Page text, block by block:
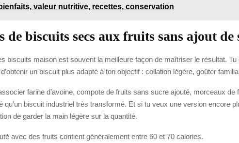
valeur nutritive, recettes, conservation
de biscuits secs aux fruits sans ajout de
biscuits maison est souvent la meilleure façon de maîtriser le résultat.
un biscuit plus adapté à ton objectif : collation légère, goûter
farine d’avoine, compote de fruits sans sucre ajouté, morceaux
qu’un biscuit industriel très transformé. Et si tu veux une version encore
de garder la main légère sur la quantité.
avec des fruits contient généralement entre 60 et 70 calories.